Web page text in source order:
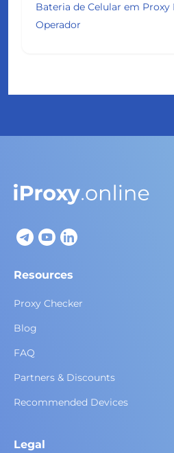
Bateria de Celular em Proxy
Operador
Resources
Proxy Checker
Blog
FAQ
Partners & Discounts
Recommended Devices
Legal